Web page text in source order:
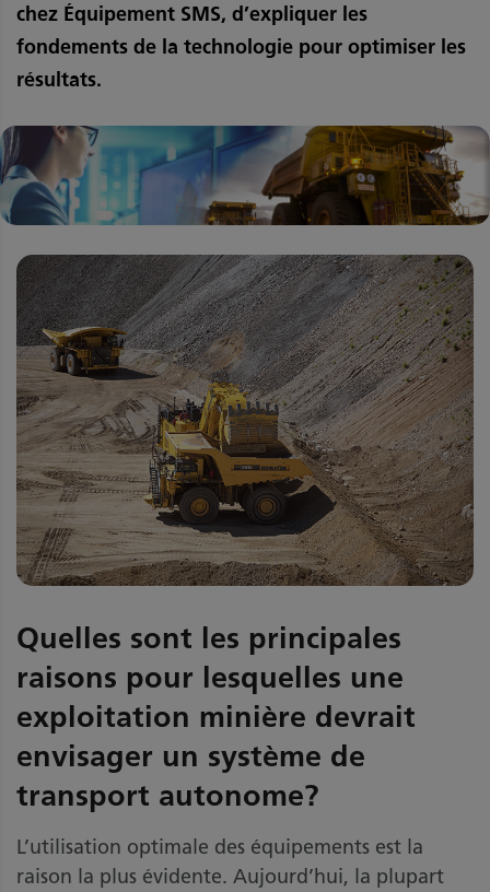
chez Équipement SMS, d’expliquer les
fondements de la technologie pour optimiser les
résultats.
Quelles sont les principales
raisons pour lesquelles une
exploitation minière devrait
envisager un système de
transport autonome?
L’utilisation optimale des équipements est la
raison la plus évidente. Aujourd’hui, la plupart